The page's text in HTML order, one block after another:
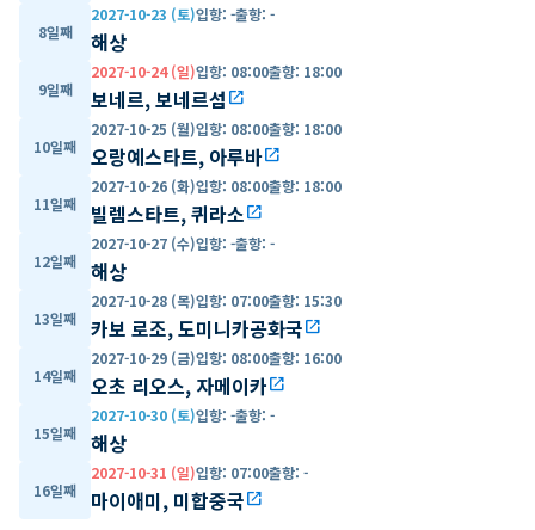
8일째
2027-10-23 (토)입항: -출항: -
해상
9일째
2027-10-24 (일)입항: 08:00출항: 18:00
보네르, 보네르섬 open_in_new
10일째
2027-10-25 (월)입항: 08:00출항: 18:00
오랑예스타트, 아루바open_in_new
11일째
2027-10-26 (화)입항: 08:00출항: 18:00
빌렘스타트, 퀴라소open_in_new
12일째
2027-10-27 (수)입항: -출항: -
해상
13일째
2027-10-28 (목)입항: 07:00출항: 15:30
카보 로조, 도미니카공화국open_in_new
14일째
2027-10-29 (금)입항: 08:00출항: 16:00
오초 리오스, 자메이카open_in_new
15일째
2027-10-30 (토)입항: -출항: -
해상
16일째
2027-10-31 (일)입항: 07:00출항: -
마이애미, 미합중국open_in_new